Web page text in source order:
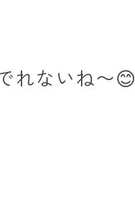
れないね〜😊